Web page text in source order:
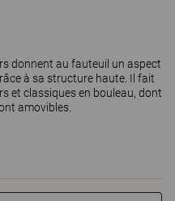
donnent au fauteuil un aspect
à sa structure haute. Il fait
et classiques en bouleau, dont
amovibles.